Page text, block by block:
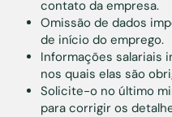
contato da empresa.
Omissão de dados
de início do emprego.
Informações salariais
nos quais elas são
Solicite-o no último
para corrigir os